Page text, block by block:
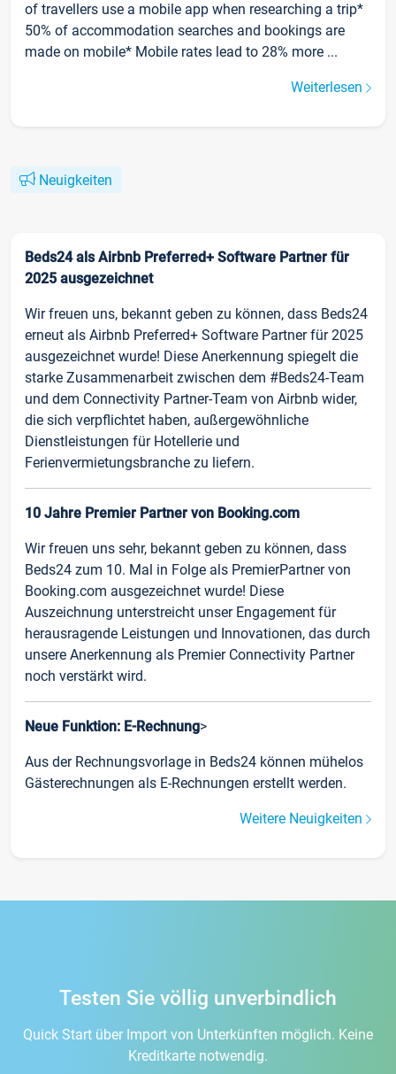
of travellers use a mobile app when researching a trip*
50% of accommodation searches and bookings are
made on mobile* Mobile rates lead to 28% more ...
Weiterlesen
Neuigkeiten
Beds24 als Airbnb Preferred+ Software Partner für
2025 ausgezeichnet
Wir freuen uns, bekannt geben zu können, dass Beds24
erneut als Airbnb Preferred+ Software Partner für 2025
ausgezeichnet wurde! Diese Anerkennung spiegelt die
starke Zusammenarbeit zwischen dem #Beds24-Team
und dem Connectivity Partner-Team von Airbnb wider,
die sich verpflichtet haben, außergewöhnliche
Dienstleistungen für Hotellerie und
Ferienvermietungsbranche zu liefern.
10 Jahre Premier Partner von Booking.com
Wir freuen uns sehr, bekannt geben zu können, dass
Beds24 zum 10. Mal in Folge als PremierPartner von
Booking.com ausgezeichnet wurde! Diese
Auszeichnung unterstreicht unser Engagement für
herausragende Leistungen und Innovationen, das durch
unsere Anerkennung als Premier Connectivity Partner
noch verstärkt wird.
Neue Funktion: E-Rechnung>
Aus der Rechnungsvorlage in Beds24 können mühelos
Gästerechnungen als E-Rechnungen erstellt werden.
Weitere Neuigkeiten
Testen Sie völlig unverbindlich
Quick Start über Import von Unterkünften möglich. Keine
Kreditkarte notwendig.